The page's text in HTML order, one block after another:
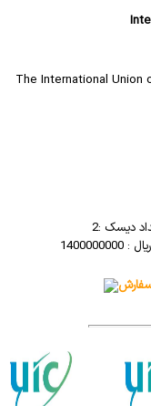
The International Union
دیسک :2